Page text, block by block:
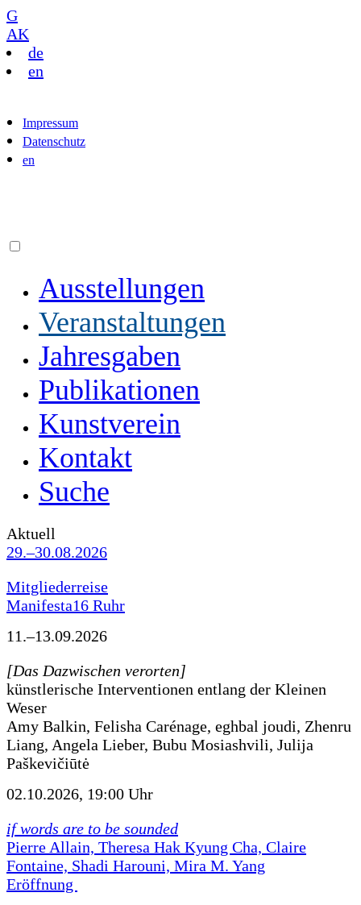
G
AK
de
en
Impressum
Datenschutz
en
Ausstellungen
Veranstaltungen
Jahresgaben
Publikationen
Kunstverein
Kontakt
Suche
Aktuell
29.–30.08.2026
Mitgliederreise
Manifesta16 Ruhr
11.–13.09.2026
[Das Dazwischen verorten]
künstlerische Interventionen entlang der Kleinen
Weser
Amy Balkin, Felisha Carénage, eghbal joudi, Zhenru
Liang, Angela Lieber, Bubu Mosiashvili, Julija
Paškevičiūtė
02.10.2026, 19:00 Uhr
if words are to be sounded
Pierre Allain, Theresa Hak Kyung Cha, Claire
Fontaine, Shadi Harouni, Mira M. Yang
Eröffnung